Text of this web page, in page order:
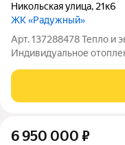
Никольская улица, 21к6
ЖК «Радужный»
Арт. 137288478 Тепло и
Индивидуальное
сделают этот вариант
лишних хлопот.
6 950 000 ₽